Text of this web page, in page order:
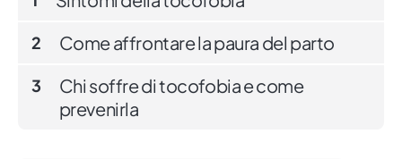
2 Come affrontare la paura del parto
3
Chi soffre di tocofobia e come
prevenirla